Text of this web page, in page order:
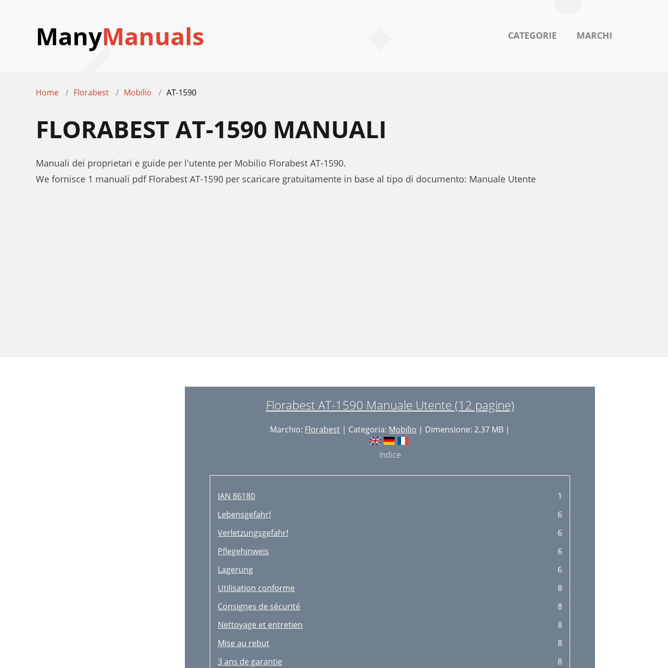
ManyManuals CATEGORIE MARCHI
Home Florabest Mobilio AT-1590
FLORABEST AT-1590 MANUALI
Manuali dei proprietari e guide per l'utente per Mobilio Florabest AT-1590.
We fornisce 1 manuali pdf Florabest AT-1590 per scaricare gratuitamente in base al tipo di documento: Manuale Utente
Florabest AT-1590 Manuale Utente (12 pagine)
Marchio: Florabest | Categoria: Mobilio | Dimensione: 2.37 MB |
Indice
IAN 86180
1
Lebensgefahr!
6
Verletzungsgefahr!
6
Pﬂegehinweis
6
Lagerung
6
Utilisation conforme
8
Consignes de sécurité
8
Nettoyage et entretien
8
Mise au rebut
8
3 ans de garantie
8